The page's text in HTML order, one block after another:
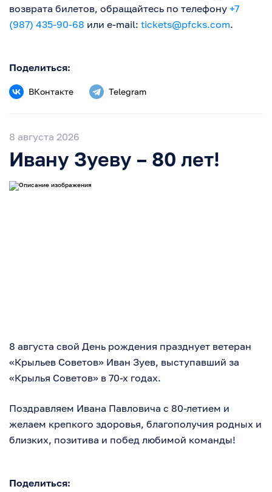
возврата билетов, обращайтесь по телефону +7
(987) 435-90-68 или e-mail: tickets@pfcks.com.
Поделиться:
ВКонтакте Telegram
8 августа 2026
Ивану Зуеву – 80 лет!
8 августа свой День рождения празднует ветеран
«Крыльев Советов» Иван Зуев, выступавший за
«Крылья Советов» в 70-х годах.
Поздравляем Ивана Павловича с 80-летием и
желаем крепкого здоровья, благополучия родных и
близких, позитива и побед любимой команды!
Поделиться: